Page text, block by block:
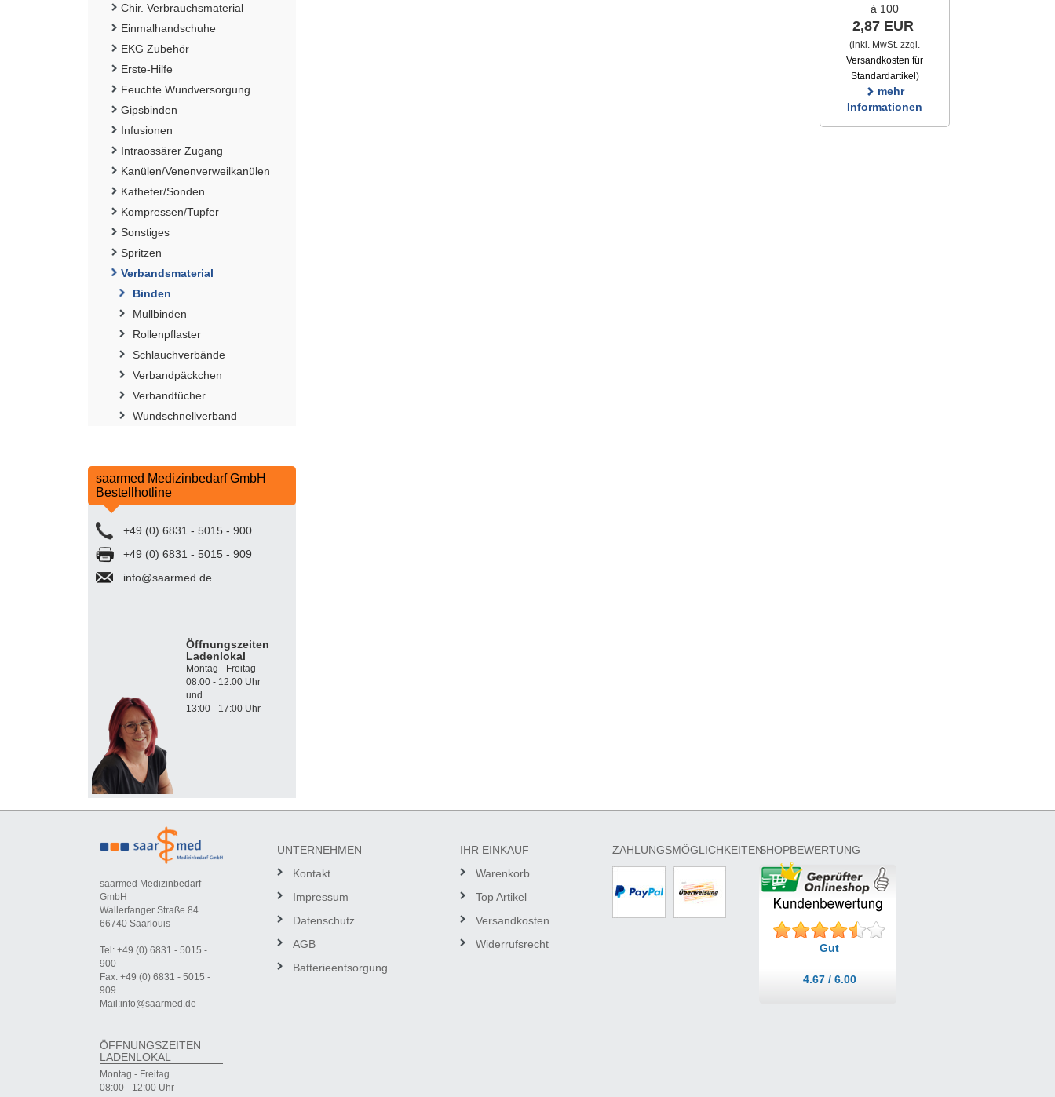
Chir. Verbrauchsmaterial
Einmalhandschuhe
EKG Zubehör
Erste-Hilfe
Feuchte Wundversorgung
Gipsbinden
Infusionen
Intraossärer Zugang
Kanülen/Venenverweilkanülen
Katheter/Sonden
Kompressen/Tupfer
Sonstiges
Spritzen
Verbandsmaterial
Binden
Mullbinden
Rollenpflaster
Schlauchverbände
Verbandpäckchen
Verbandtücher
Wundschnellverband
saarmed Medizinbedarf GmbH
Bestellhotline
+49 (0) 6831 - 5015 - 900
+49 (0) 6831 - 5015 - 909
info@saarmed.de
Öffnungszeiten
Ladenlokal
Montag - Freitag
08:00 - 12:00 Uhr
und
13:00 - 17:00 Uhr
à 100
2,87 EUR
(inkl. MwSt. zzgl.
Versandkosten für
Standardartikel )
mehr
Informationen
saarmed Medizinbedarf
GmbH
Wallerfanger Straße 84
66740 Saarlouis
Tel: +49 (0) 6831 - 5015 -
900
Fax: +49 (0) 6831 - 5015 -
909
Mail:info@saarmed.de
ÖFFNUNGSZEITEN
LADENLOKAL
Montag - Freitag
08:00 - 12:00 Uhr
UNTERNEHMEN
Kontakt
Impressum
Datenschutz
AGB
Batterieentsorgung
IHR EINKAUF
Warenkorb
Top Artikel
Versandkosten
Widerrufsrecht
ZAHLUNGSMÖGLICHKEITENSHOPBEWERTUNG
Gut
4.67 / 6.00